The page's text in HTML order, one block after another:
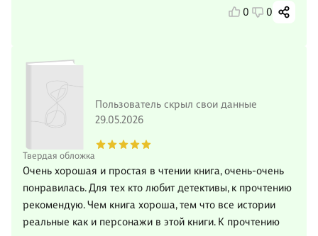
0 0
Твердая обложка
Пользователь скрыл свои данные
29.05.2026
Очень хорошая и простая в чтении книга, очень-очень
понравилась. Для тех кто любит детективы, к прочтению
рекомендую. Чем книга хороша, тем что все истории
реальные как и персонажи в этой книги. К прочтению